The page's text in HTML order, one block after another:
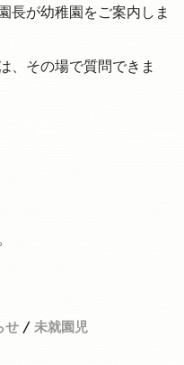
長が幼稚園をご案内しま
、その場で質問できま
せ 未就園児